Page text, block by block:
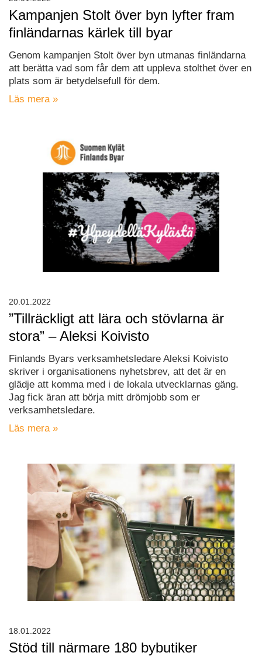
Kampanjen Stolt över byn lyfter fram
finländarnas kärlek till byar
Genom kampanjen Stolt över byn utmanas finländarna
att berätta vad som får dem att uppleva stolthet över en
plats som är betydelsefull för dem.
Läs mera »
”Tillräckligt att lära och stövlarna är
stora” – Aleksi Koivisto
Finlands Byars verksamhetsledare Aleksi Koivisto
skriver i organisationens nyhetsbrev, att det är en
glädje att komma med i de lokala utvecklarnas gäng.
Jag fick äran att börja mitt drömjobb som er
verksamhetsledare.
Läs mera »
20.01.2022
Stöd till närmare 180 bybutiker
18.01.2022